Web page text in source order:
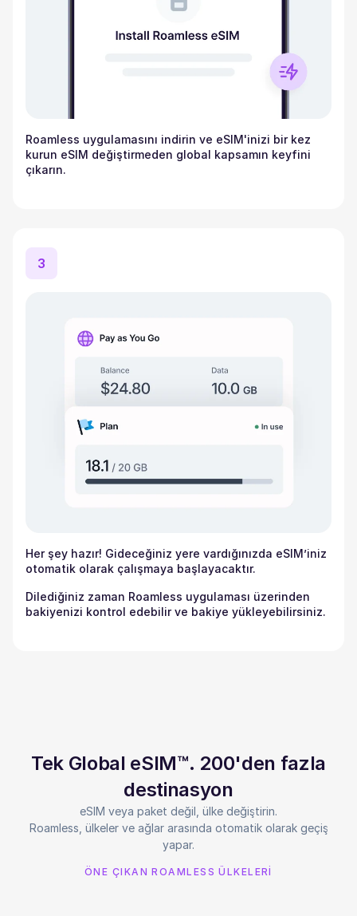
Roamless uygulamasını indirin ve eSIM'inizi bir kez
kurun eSIM değiştirmeden global kapsamın keyfini
çıkarın.
3
Her şey hazır! Gideceğiniz yere vardığınızda eSIM’iniz
otomatik olarak çalışmaya başlayacaktır.
Dilediğiniz zaman Roamless uygulaması üzerinden
bakiyenizi kontrol edebilir ve bakiye yükleyebilirsiniz.
Tek Global eSIM™. 200'den fazla
destinasyon
eSIM veya paket değil, ülke değiştirin.
Roamless, ülkeler ve ağlar arasında otomatik olarak geçiş
yapar.
ÖNE ÇIKAN ROAMLESS ÜLKELERİ